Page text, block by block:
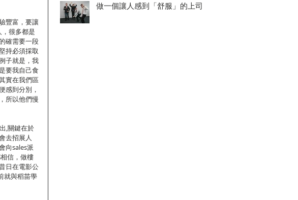
豐富，要讓
很多都是
確需要一段
持必須採取
子就是，我
要我自己食
實在我們區
感到分別，
所以他們慢
,關鍵在於
去招展人
向sales派
信，做樓
日在電影公
就與稻苗學
做一個讓人感到「舒服」的上司